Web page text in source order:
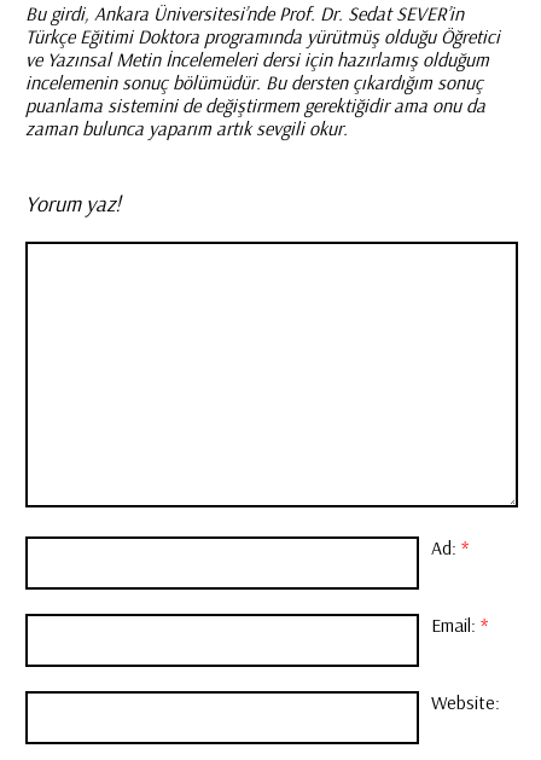
Bu girdi, Ankara Üniversitesi’nde Prof. Dr. Sedat SEVER’in
Türkçe Eğitimi Doktora programında yürütmüş olduğu Öğretici
ve Yazınsal Metin İncelemeleri dersi için hazırlamış olduğum
incelemenin sonuç bölümüdür. Bu dersten çıkardığım sonuç
puanlama sistemini de değiştirmem gerektiğidir ama onu da
zaman bulunca yaparım artık sevgili okur.
Yorum yaz!
Ad: *
Email: *
Website: